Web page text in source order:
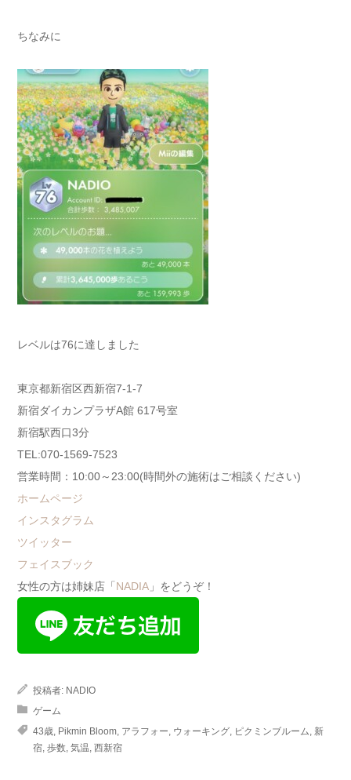
ちなみに
レベルは76に達しました
東京都新宿区西新宿7-1-7
新宿ダイカンプラザA館 617号室
新宿駅西口3分
TEL:070-1569-7523
営業時間：10:00～23:00(時間外の施術はご相談ください)
ホームページ
インスタグラム
ツイッター
フェイスブック
女性の方は姉妹店「 NADIA 」をどうぞ！
投稿者: NADIO
ゲーム
43歳, Pikmin Bloom, アラフォー, ウォーキング, ピクミンブルーム, 新
宿, 歩数, 気温, 西新宿